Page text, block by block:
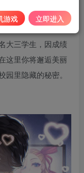
的恋爱模拟游戏，
大三学生，因成绩
这里你将邂逅美丽
里隐藏的秘密。
游戏 立即进入